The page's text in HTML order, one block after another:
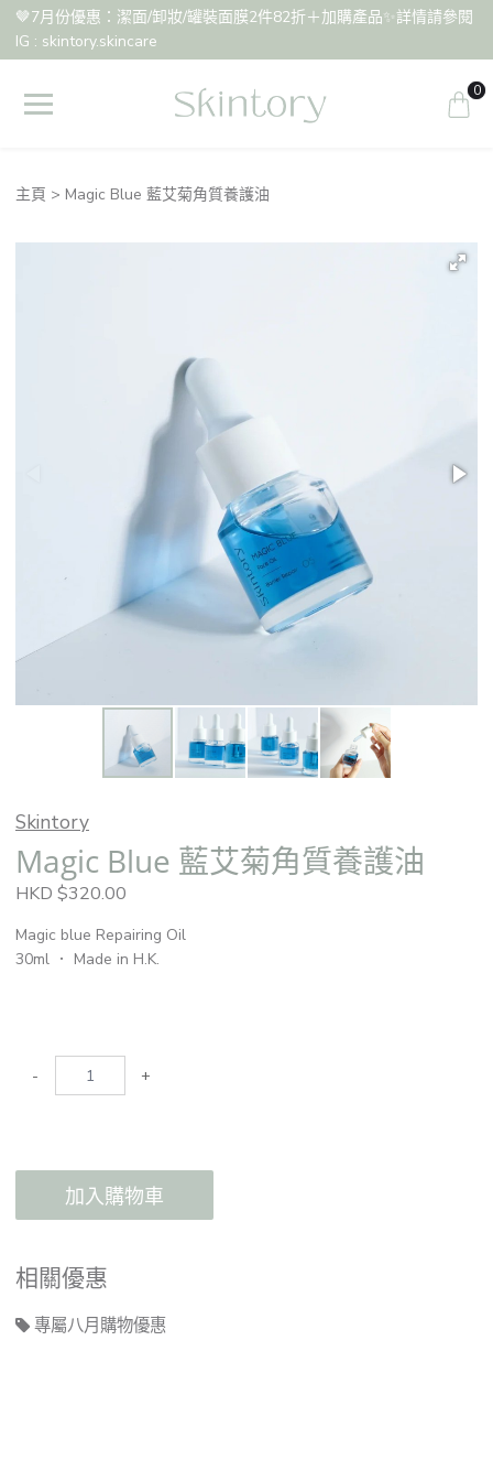
🤎7月份優惠：潔面/卸妝/罐裝面膜2件82折＋加購產品✨詳情請參閱
IG : skintory.skincare
0
主頁 Magic Blue 藍艾菊角質養護油
Skintory
Magic Blue 藍艾菊角質養護油
HKD $320.00
Magic blue Repairing Oil
30ml ． Made in H.K.
- +
加入購物車
相關優惠
專屬八月購物優惠